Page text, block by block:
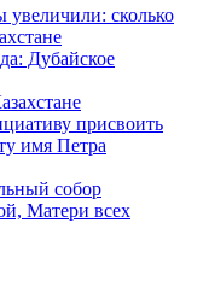
увеличили: сколько
Дубайское
присвоить
имя Петра
собор
Матери всех